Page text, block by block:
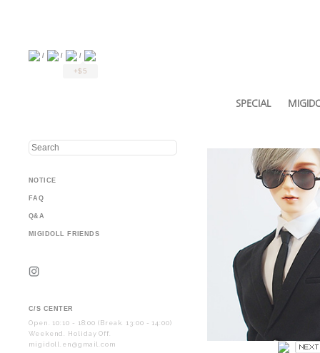
/ / /
+$5
NOTICE
FAQ
Q&A
MIGIDOLL FRIENDS
C/S CENTER
Open. 10:10 - 18:00 (Break. 13:00 - 14:00)
Weekend. Holiday Off.
migidoll.en@gmail.com
SPECIAL